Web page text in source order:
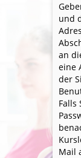
und
an
eine
der
Falls
Mail